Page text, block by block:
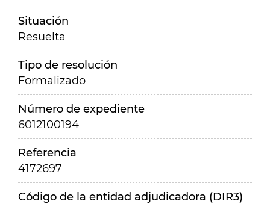
Situación
Resuelta
Tipo de resolución
Formalizado
Número de expediente
6012100194
Referencia
4172697
Código de la entidad adjudicadora (DIR3)